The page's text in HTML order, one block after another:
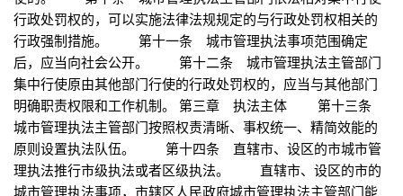
行政处罚权的，可以实施法律法规规定的与行政处罚权相关的
行政强制措施。 第十一条 城市管理执法事项范围确定
后，应当向社会公开。 第十二条 城市管理执法主管部门
集中行使原由其他部门行使的行政处罚权的，应当与其他部门
明确职责权限和工作机制。 第三章 执法主体 第十三条
城市管理执法主管部门按照权责清晰、事权统一、精简效能的
原则设置执法队伍。 第十四条 直辖市、设区的市城市管
理执法推行市级执法或者区级执法。 直辖市、设区的市的
城市管理执法事项，市辖区人民政府城市管理执法主管部门能